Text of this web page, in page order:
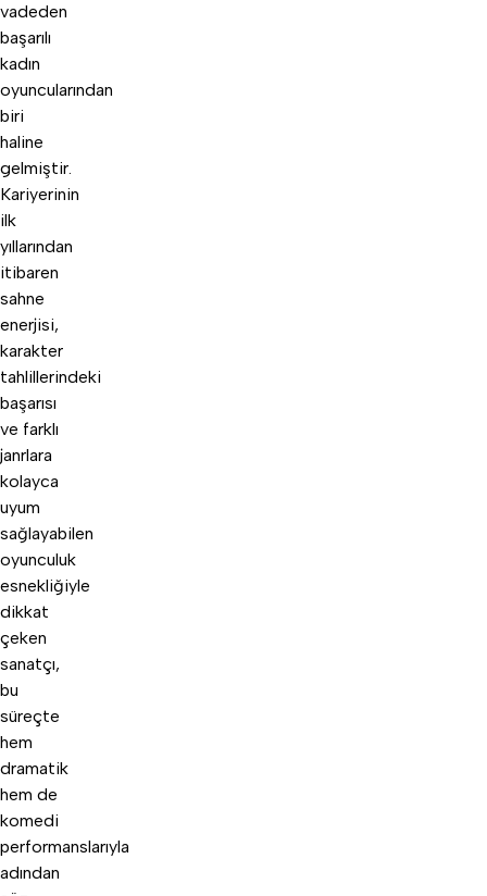
vadeden
başarılı
kadın
oyuncularından
biri
haline
gelmiştir.
Kariyerinin
ilk
yıllarından
itibaren
sahne
enerjisi,
karakter
tahlillerindeki
başarısı
ve farklı
janrlara
kolayca
uyum
sağlayabilen
oyunculuk
esnekliğiyle
dikkat
çeken
sanatçı,
bu
süreçte
hem
dramatik
hem de
komedi
performanslarıyla
adından